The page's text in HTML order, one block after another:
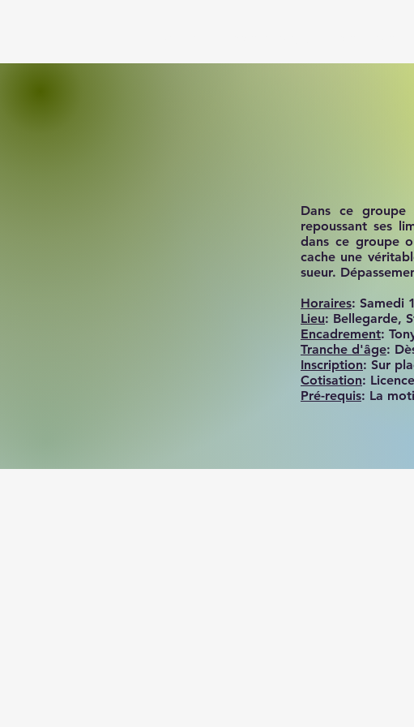
Dans ce groupe
repoussant ses
dans ce groupe
cache une
sueur.
Horaires: Samedi
Lieu: Bellegarde,
Encadrement:
Tranche d'âge:
Inscription: Sur
Cotisation:
Pré-requis: La